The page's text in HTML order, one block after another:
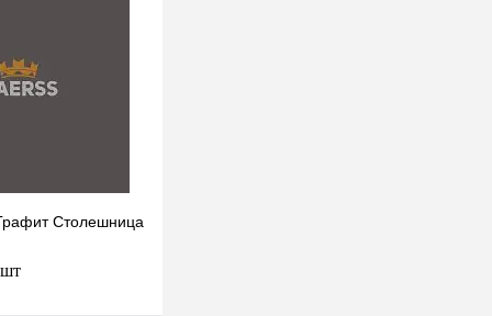
Столешница